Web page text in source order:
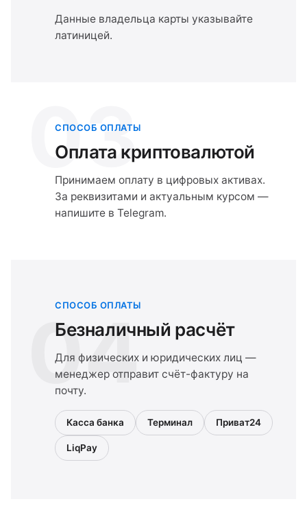
Данные владельца карты указывайте
латиницей.
03
СПОСОБ ОПЛАТЫ
Оплата криптовалютой
Принимаем оплату в цифровых активах.
За реквизитами и актуальным курсом —
напишите в Telegram.
04
СПОСОБ ОПЛАТЫ
Безналичный расчёт
Для физических и юридических лиц —
менеджер отправит счёт-фактуру на
почту.
Касса банка Терминал Приват24
LiqPay